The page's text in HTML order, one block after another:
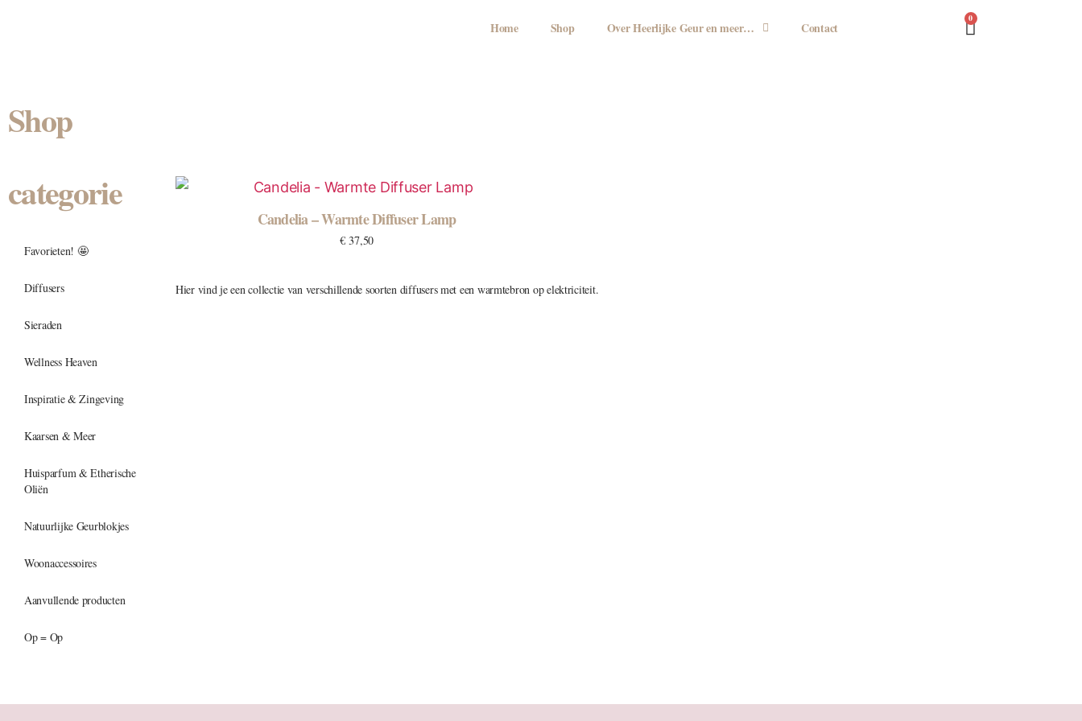
Home Shop Over Heerlijke Geur en meer… Contact
0
Shop
categorie
Favorieten! 🤩
Diffusers
Sieraden
Wellness Heaven
Inspiratie & Zingeving
Kaarsen & Meer
Huisparfum & Etherische
Oliën
Natuurlijke Geurblokjes
Woonaccessoires
Aanvullende producten
Op = Op
Candelia – Warmte Diffuser Lamp
€37,50
Hier vind je een collectie van verschillende soorten diffusers met een warmtebron op elektriciteit.